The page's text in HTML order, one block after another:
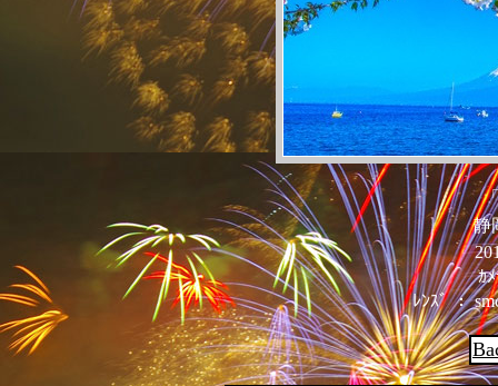
静
ｶ
ﾚﾝｽﾞ ：